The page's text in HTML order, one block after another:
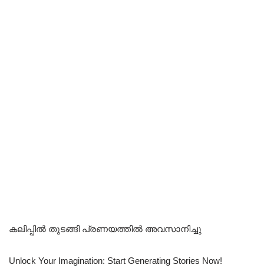
കലിപ്പിൽ തുടങ്ങി പ്രണയത്തിൽ അവസാനിച്ചു
Unlock Your Imagination: Start Generating Stories Now!